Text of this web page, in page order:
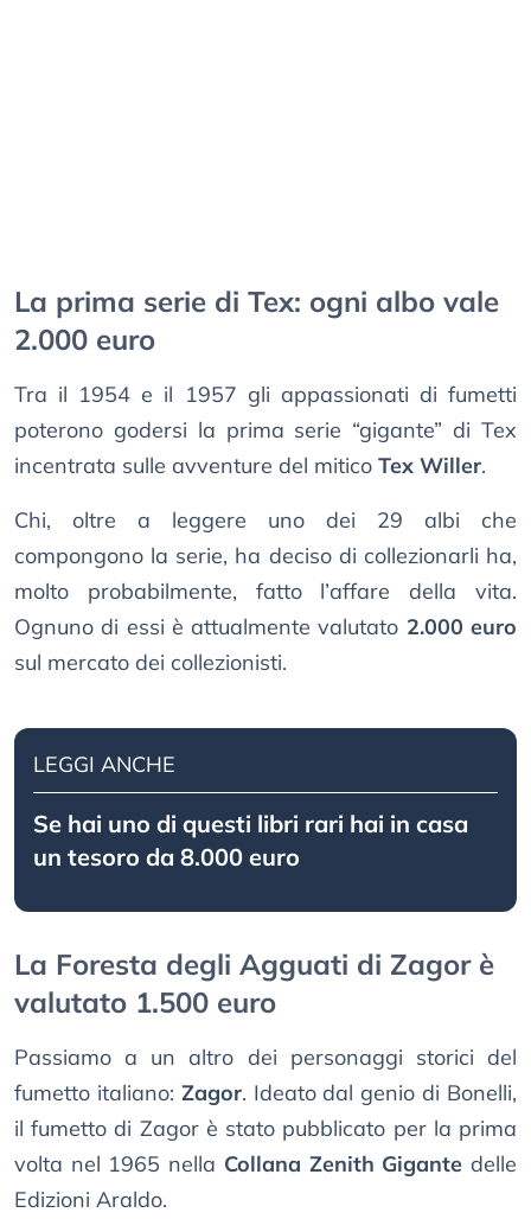
La prima serie di Tex: ogni albo vale
2.000 euro
Tra il 1954 e il 1957 gli appassionati di fumetti
poterono godersi la prima serie “gigante” di Tex
incentrata sulle avventure del mitico Tex Willer.
Chi, oltre a leggere uno dei 29 albi che
compongono la serie, ha deciso di collezionarli ha,
molto probabilmente, fatto l’affare della vita.
Ognuno di essi è attualmente valutato 2.000 euro
sul mercato dei collezionisti.
LEGGI ANCHE
Se hai uno di questi libri rari hai in casa
un tesoro da 8.000 euro
La Foresta degli Agguati di Zagor è
valutato 1.500 euro
Passiamo a un altro dei personaggi storici del
fumetto italiano: Zagor. Ideato dal genio di Bonelli,
il fumetto di Zagor è stato pubblicato per la prima
volta nel 1965 nella Collana Zenith Gigante delle
Edizioni Araldo.